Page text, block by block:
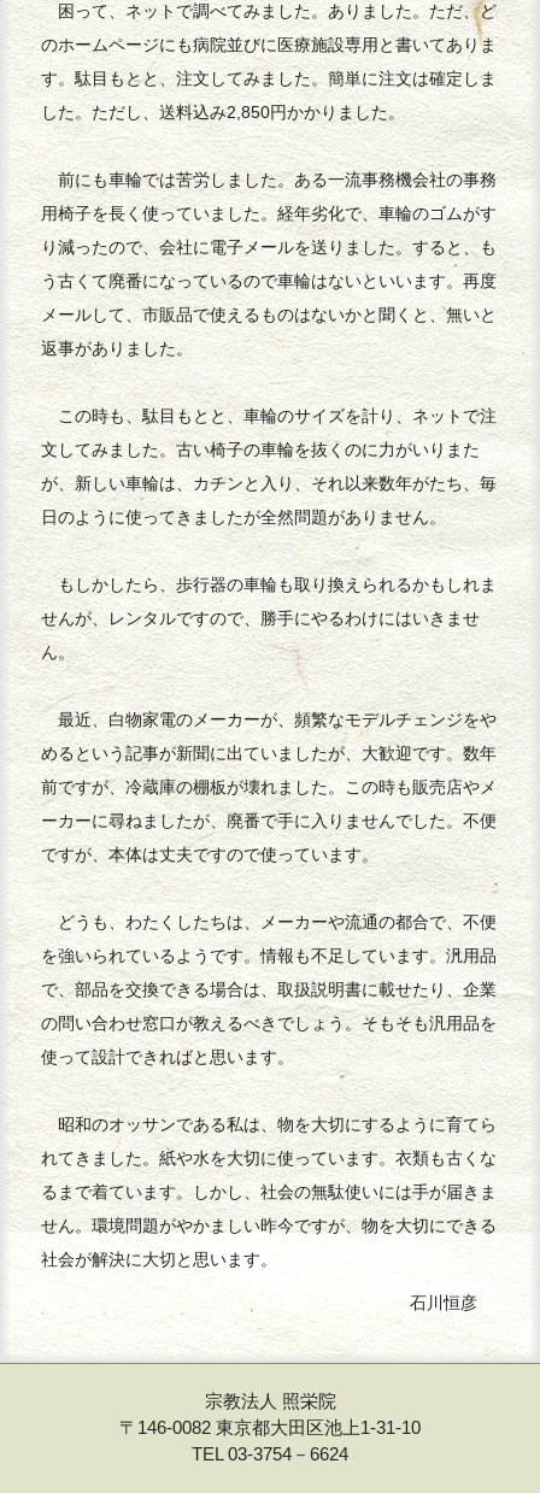
困って、ネットで調べてみました。ありました。ただ、ど
のホームページにも病院並びに医療施設専用と書いてありま
す。駄目もとと、注文してみました。簡単に注文は確定しま
した。ただし、送料込み2,850円かかりました。
前にも車輪では苦労しました。ある一流事務機会社の事務
用椅子を長く使っていました。経年劣化で、車輪のゴムがす
り減ったので、会社に電子メールを送りました。すると、も
う古くて廃番になっているので車輪はないといいます。再度
メールして、市販品で使えるものはないかと聞くと、無いと
返事がありました。
この時も、駄目もとと、車輪のサイズを計り、ネットで注
文してみました。古い椅子の車輪を抜くのに力がいりまた
が、新しい車輪は、カチンと入り、それ以来数年がたち、毎
日のように使ってきましたが全然問題がありません。
もしかしたら、歩行器の車輪も取り換えられるかもしれま
せんが、レンタルですので、勝手にやるわけにはいきませ
ん。
最近、白物家電のメーカーが、頻繁なモデルチェンジをや
めるという記事が新聞に出ていましたが、大歓迎です。数年
前ですが、冷蔵庫の棚板が壊れました。この時も販売店やメ
ーカーに尋ねましたが、廃番で手に入りませんでした。不便
ですが、本体は丈夫ですので使っています。
どうも、わたくしたちは、メーカーや流通の都合で、不便
を強いられているようです。情報も不足しています。汎用品
で、部品を交換できる場合は、取扱説明書に載せたり、企業
の問い合わせ窓口が教えるべきでしょう。そもそも汎用品を
使って設計できればと思います。
昭和のオッサンである私は、物を大切にするように育てら
れてきました。紙や水を大切に使っています。衣類も古くな
るまで着ています。しかし、社会の無駄使いには手が届きま
せん。環境問題がやかましい昨今ですが、物を大切にできる
社会が解決に大切と思います。
石川恒彦
宗教法人 照栄院
〒146-0082 東京都大田区池上1-31-10
TEL 03-3754－6624